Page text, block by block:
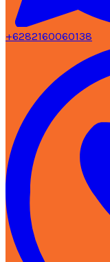
+6282160060138